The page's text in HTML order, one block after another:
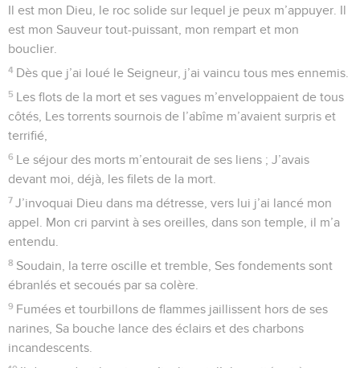
honteux n’apparaîtra, Jamais ma bouche n’a proféré Des
propos autres que mes pensées.
4 Et quoi que fassent les autres hommes, Ma seule règle,
c’est ta parole. Oui, j’ai suivi la bonne route En évitant les
fausses voies des violents.
Mes pas sont fermes dans tes sentiers, Je suis tes traces
sans chanceler.
6 Dieu, je t’appelle car tu m’entends. Prête l’oreille, écoute-
moi !
7
Fais resplendir l’immensité de ta bonté. Toi qui délivres des
assaillants ceux qui s’abritent sous ta droite.
8 Veille sur moi comme tu veilles sur la prunelle de tes deux
yeux, Et, sous tes ailes, abrite-moi
9 Loin des coupables qui m’ont pillé, Des adversaires qui
m’environnent et s’acharnent contre mon âme !
10 Leur embonpoint les endurcit Et leurs richesses ferment
leur cœur. Leur bouche parle avec hauteur.